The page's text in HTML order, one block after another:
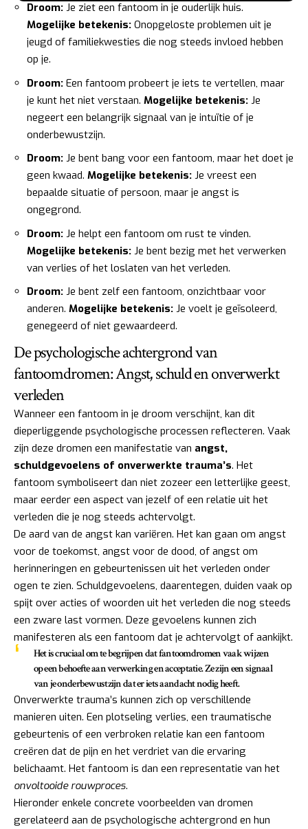
Droom: Je ziet een fantoom in je ouderlijk huis.
Mogelijke betekenis: Onopgeloste problemen uit je
jeugd of familiekwesties die nog steeds invloed hebben
op je.
Droom: Een fantoom probeert je iets te vertellen, maar
je kunt het niet verstaan. Mogelijke betekenis: Je
negeert een belangrijk signaal van je intuïtie of je
onderbewustzijn.
Droom: Je bent bang voor een fantoom, maar het doet je
geen kwaad. Mogelijke betekenis: Je vreest een
bepaalde situatie of persoon, maar je angst is
ongegrond.
Droom: Je helpt een fantoom om rust te vinden.
Mogelijke betekenis: Je bent bezig met het verwerken
van verlies of het loslaten van het verleden.
Droom: Je bent zelf een fantoom, onzichtbaar voor
anderen. Mogelijke betekenis: Je voelt je geïsoleerd,
genegeerd of niet gewaardeerd.
De psychologische achtergrond van
fantoomdromen: Angst, schuld en onverwerkt
verleden
Wanneer een fantoom in je droom verschijnt, kan dit
dieperliggende psychologische processen reflecteren. Vaak
zijn deze dromen een manifestatie van angst,
schuldgevoelens of onverwerkte trauma’s. Het
fantoom symboliseert dan niet zozeer een letterlijke geest,
maar eerder een aspect van jezelf of een relatie uit het
verleden die je nog steeds achtervolgt.
De aard van de angst kan variëren. Het kan gaan om angst
voor de toekomst, angst voor de dood, of angst om
herinneringen en gebeurtenissen uit het verleden onder
ogen te zien. Schuldgevoelens, daarentegen, duiden vaak op
spijt over acties of woorden uit het verleden die nog steeds
een zware last vormen. Deze gevoelens kunnen zich
manifesteren als een fantoom dat je achtervolgt of aankijkt.
Het is cruciaal om te begrijpen dat fantoomdromen vaak wijzen
op een behoefte aan verwerking en acceptatie. Ze zijn een signaal
van je onderbewustzijn dat er iets aandacht nodig heeft.
Onverwerkte trauma’s kunnen zich op verschillende
manieren uiten. Een plotseling verlies, een traumatische
gebeurtenis of een verbroken relatie kan een fantoom
creëren dat de pijn en het verdriet van die ervaring
belichaamt. Het fantoom is dan een representatie van het
onvoltooide rouwproces.
Hieronder enkele concrete voorbeelden van dromen
gerelateerd aan de psychologische achtergrond en hun